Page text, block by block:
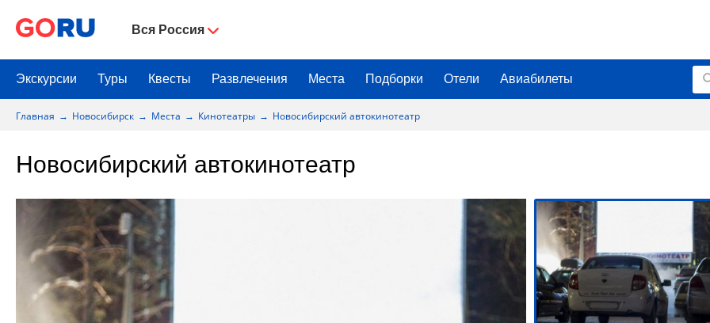
Вся Россия
Экскурсии Туры Квесты Развлечения Места Подборки Отели Авиабилеты
Главная Новосибирск Места Кинотеатры Новосибирский автокинотеатр
Новосибирский автокинотеатр